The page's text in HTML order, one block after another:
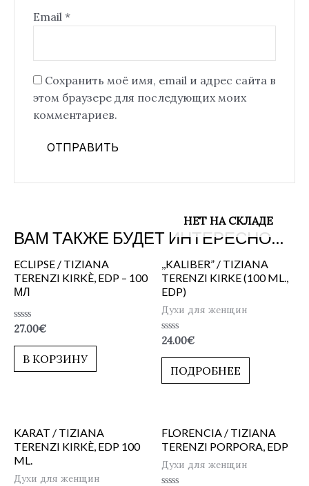
Email *
Сохранить моё имя, email и адрес сайта в
этом браузере для последующих моих
комментариев.
ВАМ ТАКЖЕ БУДЕТ ИНТЕРЕСНО…
ECLIPSE / TIZIANA
TERENZI KIRKÈ, EDP – 100
МЛ
Оценка
из
27.00€
В КОРЗИНУ
НЕТ НА СКЛАДЕ
,,KALIBER” / TIZIANA
TERENZI KIRKE (100 ML.,
EDP)
Духи для женщин
Оценка
из
24.00€
ПОДРОБНЕЕ
KARAT / TIZIANA
TERENZI KIRKÈ, EDP 100
ML.
Духи для женщин
FLORENCIA / TIZIANA
TERENZI PORPORA, EDP
Духи для женщин